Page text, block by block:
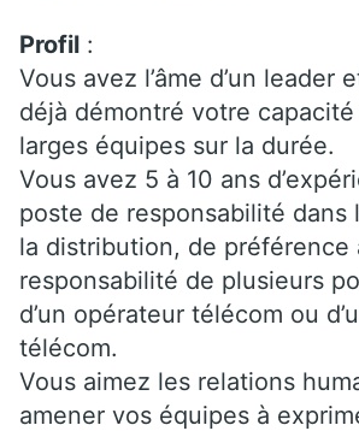
Profil :
Vous avez l’âme d’un leader
déjà démontré votre
larges équipes sur la durée.
Vous avez 5 à 10 ans
poste de responsabilité dans
la distribution, de préférence
responsabilité de plusieurs
d’un opérateur télécom ou
télécom.
Vous aimez les relations
amener vos équipes à